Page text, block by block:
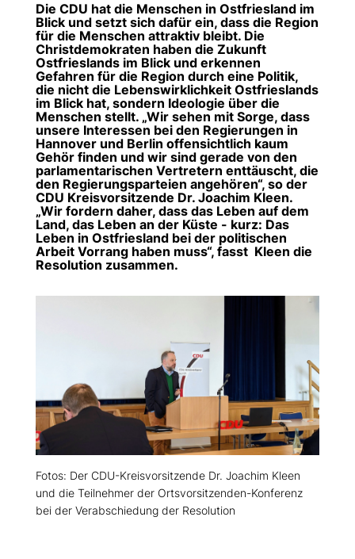
Die CDU hat die Menschen in Ostfriesland im
Blick und setzt sich dafür ein, dass die Region
für die Menschen attraktiv bleibt. Die
Christdemokraten haben die Zukunft
Ostfrieslands im Blick und erkennen
Gefahren für die Region durch eine Politik,
die nicht die Lebenswirklichkeit Ostfrieslands
im Blick hat, sondern Ideologie über die
Menschen stellt. „Wir sehen mit Sorge, dass
unsere Interessen bei den Regierungen in
Hannover und Berlin offensichtlich kaum
Gehör finden und wir sind gerade von den
parlamentarischen Vertretern enttäuscht, die
den Regierungsparteien angehören“, so der
CDU Kreisvorsitzende Dr. Joachim Kleen.
Wir fordern daher, dass das Leben auf dem
Land, das Leben an der Küste - kurz: Das
Leben in Ostfriesland bei der politischen
Arbeit Vorrang haben muss“, fasst Kleen die
Resolution zusammen.
Fotos: Der CDU-Kreisvorsitzende Dr. Joachim Kleen
und die Teilnehmer der Ortsvorsitzenden-Konferenz
bei der Verabschiedung der Resolution